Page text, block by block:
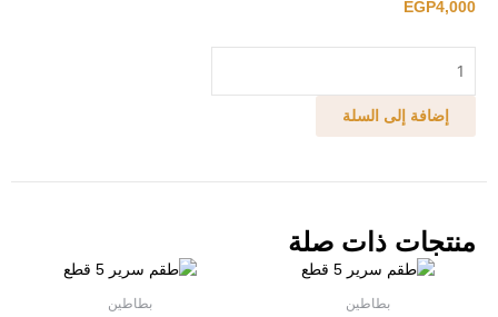
EGP4,000
طقم
سرير
إضافة إلى السلة
منتجات ذات صلة
بطاطين بطاطين